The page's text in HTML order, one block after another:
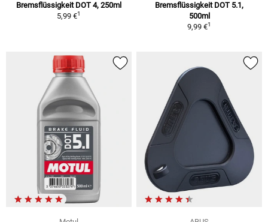
Bremsflüssigkeit DOT 4, 250ml
5,99 €1
Bremsflüssigkeit DOT 5.1,
500ml
9,99 €1